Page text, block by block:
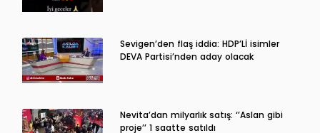
Sevigen’den flaş iddia: HDP’Lİ isimler
DEVA Partisi’nden aday olacak
Nevita’dan milyarlık satış: ‘’Aslan gibi
proje’’ 1 saatte satıldı